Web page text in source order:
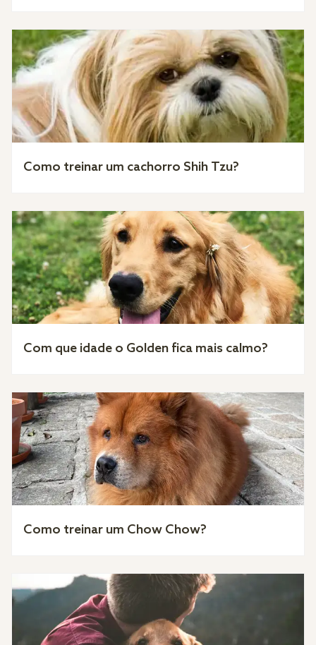
Como treinar um cachorro Shih Tzu?
Com que idade o Golden fica mais calmo?
Como treinar um Chow Chow?